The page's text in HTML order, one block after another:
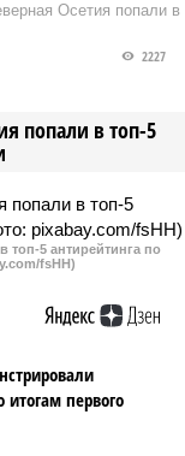
Осетия попали в
попали в топ-5
2227
топ-5 антирейтинга по
fsHH)
итогам первого